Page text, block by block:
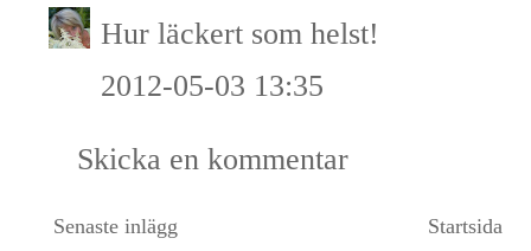
Hur läckert som helst!
2012-05-03 13:35
Skicka en kommentar
Senaste inlägg Startsida